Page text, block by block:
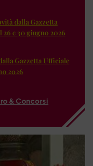
dalla Gazzetta
e 30 giugno 2026
Gazzetta Ufficiale
2026
& Concorsi